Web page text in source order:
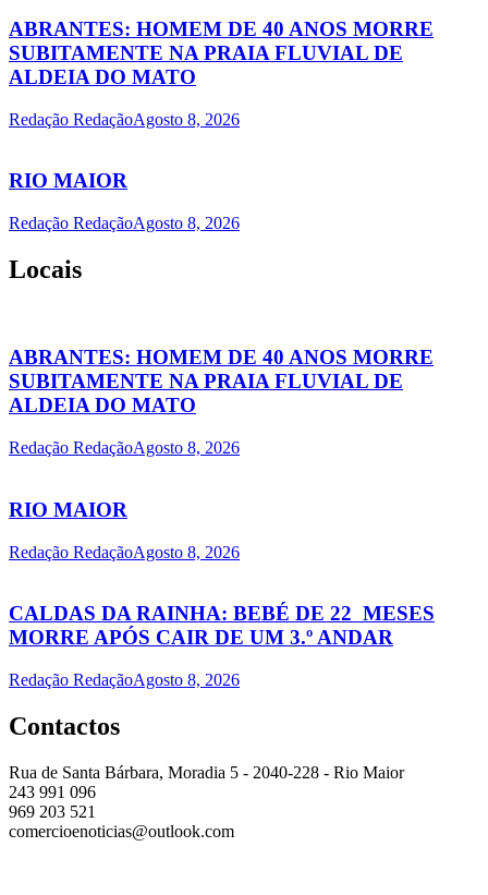
ABRANTES: HOMEM DE 40 ANOS MORRE
SUBITAMENTE NA PRAIA FLUVIAL DE
ALDEIA DO MATO
Redação RedaçãoAgosto 8, 2026
RIO MAIOR
Redação RedaçãoAgosto 8, 2026
Locais
ABRANTES: HOMEM DE 40 ANOS MORRE
SUBITAMENTE NA PRAIA FLUVIAL DE
ALDEIA DO MATO
Redação RedaçãoAgosto 8, 2026
RIO MAIOR
Redação RedaçãoAgosto 8, 2026
CALDAS DA RAINHA: BEBÉ DE 22 MESES
MORRE APÓS CAIR DE UM 3.º ANDAR
Redação RedaçãoAgosto 8, 2026
Contactos
Rua de Santa Bárbara, Moradia 5 - 2040-228 - Rio Maior
243 991 096
969 203 521
comercioenoticias@outlook.com